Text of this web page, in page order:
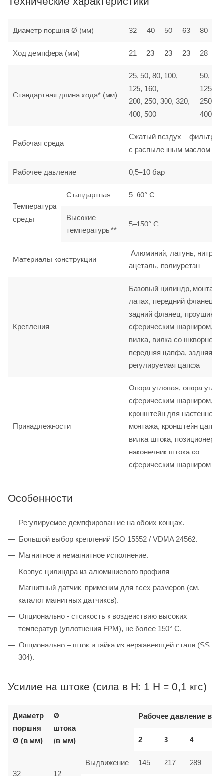
Диаметр поршня Ø (мм) 32 40 50 63 80
Ход демпфера (мм) 21 23 23 23 28
Стандартная длина хода* (мм)
25, 50, 80, 100,
125, 160,
200, 250, 300, 320,
400, 500
50,
125,
250,
400,
Рабочая среда
Сжатый воздух –
с распыленным маслом
Рабочее давление 0,5–10 бар
Температура
среды
Стандартная 5–60° C
Высокие
температуры**
5–150° C
Материалы конструкции
Алюминий, латунь,
ацеталь, полиуретан
Крепления
Базовый цилиндр, монтаж
лапах, передний фланец,
задний фланец, проушина
сферическим шарниром,
вилка, вилка со шкворнем,
передняя цапфа, задняя
регулируемая цапфа
Принадлежности
Опора угловая, опора
сферическим шарниром,
кронштейн для настенного
монтажа, кронштейн
вилка штока, позиционер
наконечник штока со
сферическим шарниром
Особенности
Регулируемое демпфирован ие на обоих концах.
Большой выбор креплений ISO 15552 / VDMA 24562.
Магнитное и немагнитное исполнение.
Корпус цилиндра из алюминиевого профиля
Магнитный датчик, применим для всех размеров (см.
каталог магнитных датчиков).
Опционально - стойкость к воздействию высоких
температур (уплотнения FPM), не более 150° C.
Опционально – шток и гайка из нержавеющей стали (SS
304).
Усилие на штоке (сила в Н: 1 Н = 0,1 кгс)
Диаметр
поршня
Ø (в мм)
Ø
штока
(в мм)
Рабочее давление в
2 3 4
32 12
Выдвижение 145 217 289